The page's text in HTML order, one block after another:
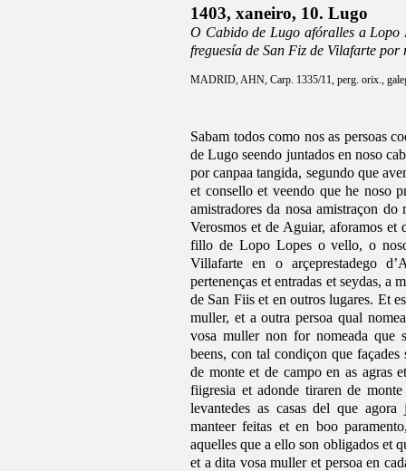
1403, xaneiro, 10. Lugo
O Cabido de Lugo afóralles a Lopo
freguesía de San Fiz de Vilafarte
MADRID, AHN, Carp. 1335/11, perg. orix.,
Sabam todos como nos as persoas
de Lugo seendo juntados en noso
por canpaa tangida, segundo que
et consello et veendo que he noso
amistradores da nosa amistraçon
Verosmos et de Aguiar, aforamos
fillo de Lopo Lopes o vello, o
Villafarte en o arçeprestadego
pertenenças et entradas et seydas, a
de San Fiis et en outros lugares. Et
muller, et a outra persoa qual
vosa muller non for nomeada que
beens, con tal condiçon que façades
de monte et de campo en as agras
fiigresia et adonde tiraren de
levantedes as casas del que agora
manteer feitas et en boo
aquelles que a ello son obligados et
et a dita vosa muller et persoa en